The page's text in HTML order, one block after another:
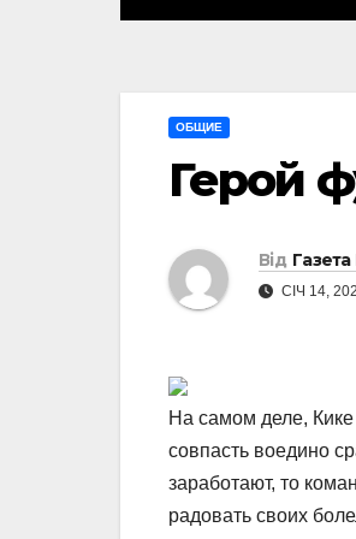
ОБЩИЕ
Герой
Від
СІЧ 14,
На самом деле,
совпасть воедино
заработают, то
радовать своих